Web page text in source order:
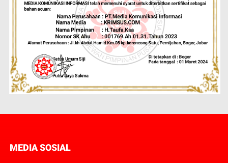
MEDIA SOSIAL